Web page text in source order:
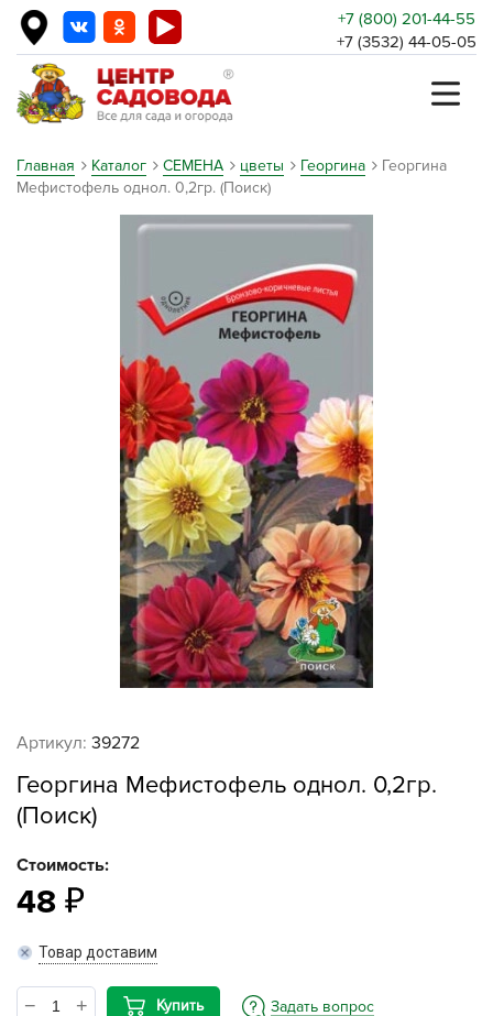
+7 (800) 201-44-55
+7 (3532) 44-05-05
Главная Каталог СЕМЕНА цветы Георгина
Георгина
Мефистофель однол. 0,2гр. (Поиск)
Артикул: 39272
Георгина Мефистофель однол. 0,2гр.
(Поиск)
Стоимость:
48
Товар доставим
Купить Задать вопрос